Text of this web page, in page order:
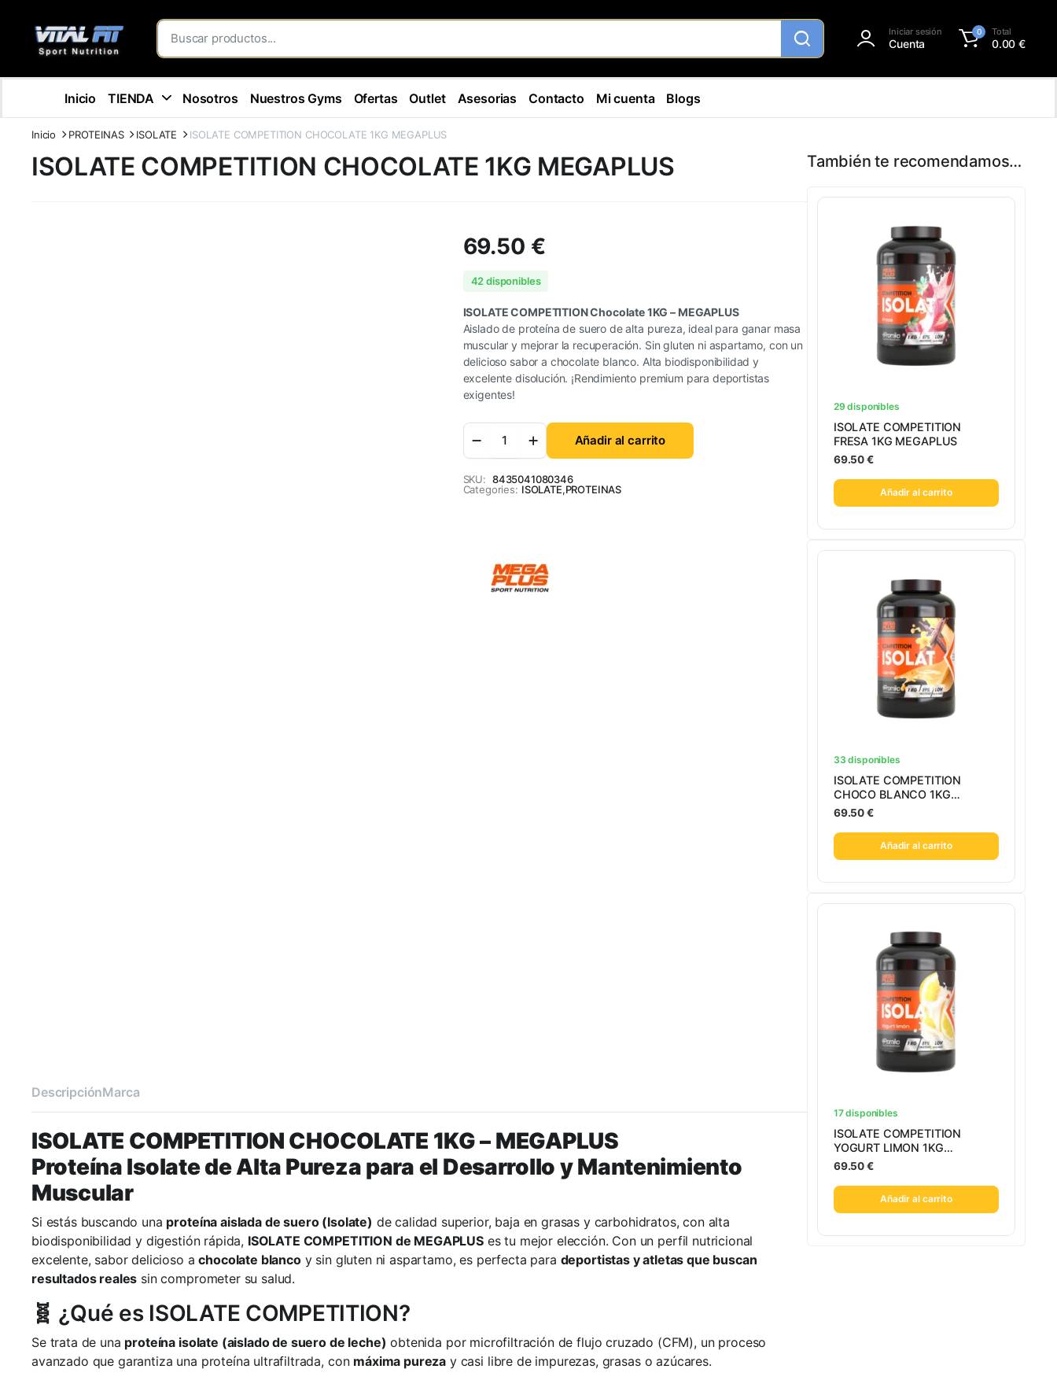
Iniciar sesión
Cuenta
0 Total
0.00€
Inicio TIENDA Nosotros Nuestros Gyms Ofertas Outlet Asesorias Contacto Mi cuenta Blogs
Inicio PROTEINAS ISOLATE ISOLATE COMPETITION CHOCOLATE 1KG MEGAPLUS
ISOLATE COMPETITION CHOCOLATE 1KG MEGAPLUS
69.50 €
42 disponibles
ISOLATE COMPETITION Chocolate 1KG – MEGAPLUS
Aislado de proteína de suero de alta pureza, ideal para ganar masa
muscular y mejorar la recuperación. Sin gluten ni aspartamo, con un
delicioso sabor a chocolate blanco. Alta biodisponibilidad y
excelente disolución. ¡Rendimiento premium para deportistas
exigentes!
Añadir al carrito
SKU: 8435041080346
Categories: ISOLATE,PROTEINAS
DescripciónMarca
ISOLATE COMPETITION CHOCOLATE 1KG – MEGAPLUS
Proteína Isolate de Alta Pureza para el Desarrollo y Mantenimiento
Muscular
Si estás buscando una proteína aislada de suero (Isolate) de calidad superior, baja en grasas y carbohidratos, con alta
biodisponibilidad y digestión rápida, ISOLATE COMPETITION de MEGAPLUSes tu mejor elección. Con un perfil nutricional
excelente, sabor delicioso achocolate blancoy sin gluten ni aspartamo, es perfecta para deportistas y atletas que buscan
resultados reales sin comprometer su salud.
🧬 ¿Qué es ISOLATE COMPETITION?
Se trata de una proteína isolate (aislado de suero de leche) obtenida por microfiltración de flujo cruzado (CFM), un proceso
avanzado que garantiza una proteína ultrafiltrada, con máxima pureza y casi libre de impurezas, grasas o azúcares.
También te recomendamos…
29 disponibles
ISOLATE COMPETITION
FRESA 1KG MEGAPLUS
69.50€
Añadir al carrito
33 disponibles
ISOLATE COMPETITION
CHOCO BLANCO 1KG
MEGAPLUS
69.50€
Añadir al carrito
17 disponibles
ISOLATE COMPETITION
YOGURT LIMON 1KG
MEGAPLUS
69.50€
Añadir al carrito